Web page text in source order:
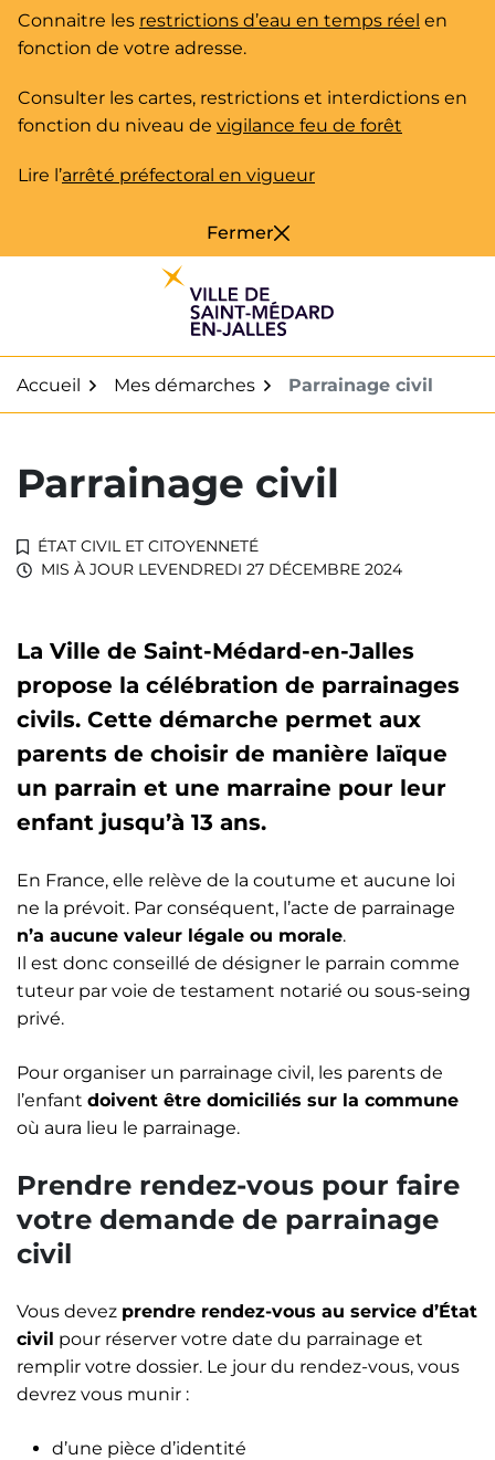
Aller
au
Fermer
Connaitre les restrictions d’eau en temps réel en
fonction de votre adresse.
Consulter les cartes, restrictions et interdictions en
fonction du niveau de vigilance feu de forêt
Lire l’arrêté préfectoral en vigueur
Accueil Mes démarches Parrainage civil
Parrainage civil
ÉTAT CIVIL ET CITOYENNETÉ
MIS À JOUR LEVENDREDI 27 DÉCEMBRE 2024
La Ville de Saint-Médard-en-Jalles
propose la célébration de parrainages
civils. Cette démarche permet aux
parents de choisir de manière laïque
un parrain et une marraine pour leur
enfant jusqu’à 13 ans.
En France, elle relève de la coutume et aucune loi
ne la prévoit. Par conséquent, l’acte de parrainage
n’a aucune valeur légale ou morale.
Il est donc conseillé de désigner le parrain comme
tuteur par voie de testament notarié ou sous-seing
privé.
Pour organiser un parrainage civil, les parents de
l’enfant doivent être domiciliés sur la commune
où aura lieu le parrainage.
Prendre rendez-vous pour faire
votre demande de parrainage
civil
Vous devez prendre rendez-vous au service d’État
civil pour réserver votre date du parrainage et
remplir votre dossier. Le jour du rendez-vous, vous
devrez vous munir :
d’une pièce d’identité